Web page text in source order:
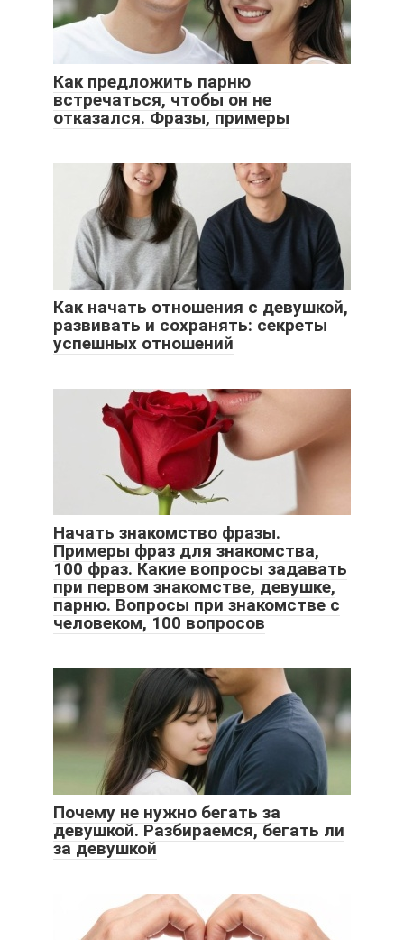
Как предложить парню
встречаться, чтобы он не
отказался. Фразы, примеры
Как начать отношения с девушкой,
развивать и сохранять: секреты
успешных отношений
Начать знакомство фразы.
Примеры фраз для знакомства,
100 фраз. Какие вопросы задавать
при первом знакомстве, девушке,
парню. Вопросы при знакомстве с
человеком, 100 вопросов
Почему не нужно бегать за
девушкой. Разбираемся, бегать ли
за девушкой